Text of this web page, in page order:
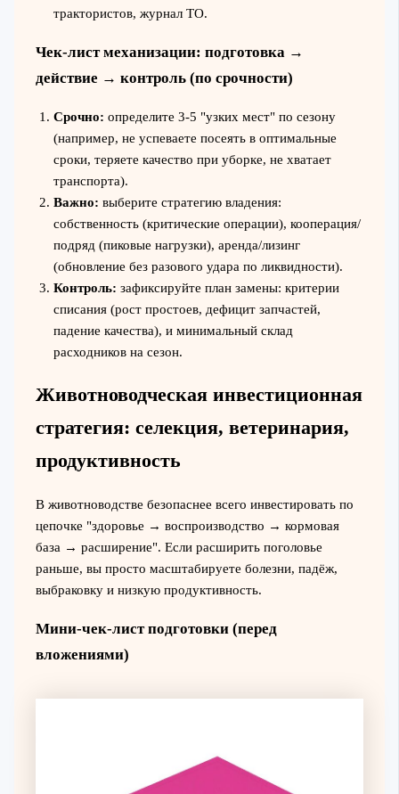
трактористов, журнал ТО.
Чек-лист механизации: подготовка →
действие → контроль (по срочности)
Срочно: определите 3-5 "узких мест" по сезону
(например, не успеваете посеять в оптимальные
сроки, теряете качество при уборке, не хватает
транспорта).
Важно: выберите стратегию владения:
собственность (критические операции), кооперация/
подряд (пиковые нагрузки), аренда/лизинг
(обновление без разового удара по ликвидности).
Контроль: зафиксируйте план замены: критерии
списания (рост простоев, дефицит запчастей,
падение качества), и минимальный склад
расходников на сезон.
Животноводческая инвестиционная
стратегия: селекция, ветеринария,
продуктивность
В животноводстве безопаснее всего инвестировать по
цепочке "здоровье → воспроизводство → кормовая
база → расширение". Если расширить поголовье
раньше, вы просто масштабируете болезни, падёж,
выбраковку и низкую продуктивность.
Мини-чек-лист подготовки (перед
вложениями)